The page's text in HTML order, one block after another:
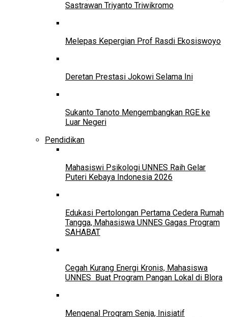
Sastrawan Triyanto Triwikromo
Melepas Kepergian Prof Rasdi Ekosiswoyo
Deretan Prestasi Jokowi Selama Ini
Sukanto Tanoto Mengembangkan RGE ke
Luar Negeri
Pendidikan
Mahasiswi Psikologi UNNES Raih Gelar
Puteri Kebaya Indonesia 2026
Edukasi Pertolongan Pertama Cedera Rumah
Tangga, Mahasiswa UNNES Gagas Program
SAHABAT
Cegah Kurang Energi Kronis, Mahasiswa
UNNES Buat Program Pangan Lokal di Blora
Mengenal Program Senja, Inisiatif